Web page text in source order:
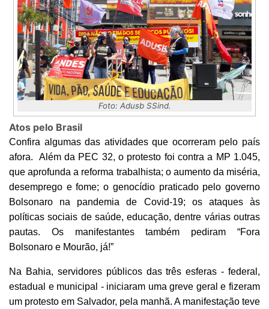
Foto: Adusb SSind.
Atos pelo Brasil
Confira algumas das atividades que ocorreram pelo país
afora. Além da PEC 32, o protesto foi contra a MP 1.045,
que aprofunda a reforma trabalhista; o aumento da miséria,
desemprego e fome; o genocídio praticado pelo governo
Bolsonaro na pandemia de Covid-19; os ataques às
políticas sociais de saúde, educação, dentre várias outras
pautas. Os manifestantes também pediram “Fora
Bolsonaro e Mourão, já!”
Na Bahia, servidores públicos das três esferas - federal,
estadual e municipal - iniciaram uma greve geral e fizeram
um protesto em Salvador, pela manhã. A manifestação teve